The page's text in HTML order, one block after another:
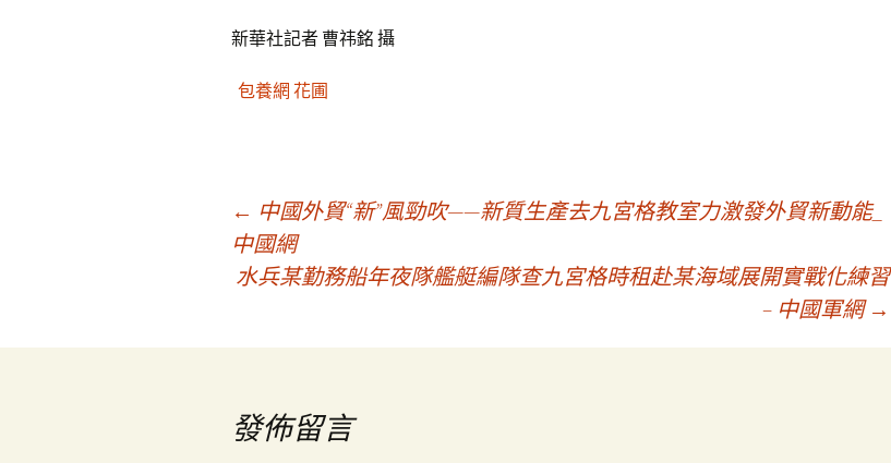
新華社記者 曹祎銘 攝
包養網 花圃
導
← 中國外貿“新”風勁吹——新質生產去九宮格教室力激發外貿新動能_
中國網
水兵某勤務船年夜隊艦艇編隊查九宮格時租赴某海域展開實戰化練習
– 中國軍網 →
發佈留言